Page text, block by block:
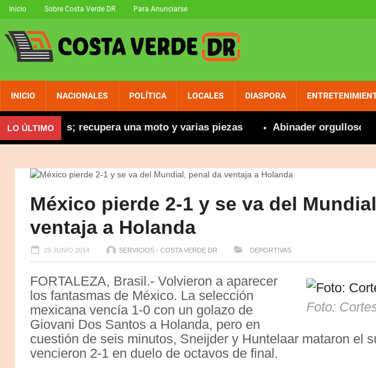
Inicio Sobre Costa Verde DR Para Anunciarse
INICIO NACIONALES POLÍTICA LOCALES DIASPORA
LO ÚLTIMO
robadas; recupera una moto y varias piezas Abinader orgulloso
México pierde 2-1 y se va del
ventaja a Holanda
29 JUNIO 2014 SERVICIOS - COSTA VERDE DR DEPORTIVAS
Foto:
FORTALEZA, Brasil.- Volvieron a aparecer
los fantasmas de México. La selección
mexicana vencía 1-0 con un golazo de
Giovani Dos Santos a Holanda, pero en
cuestión de seis minutos, Sneijder y Huntelaar mataron el
vencieron 2-1 en duelo de octavos de final.